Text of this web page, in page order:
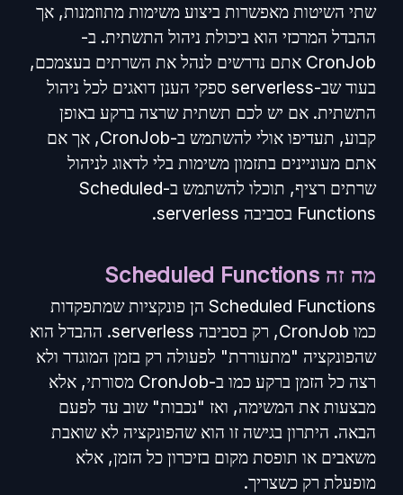
שתי השיטות מאפשרות ביצוע משימות מתוזמנות, אך
ההבדל המרכזי הוא ביכולת ניהול התשתית. ב-
CronJob אתם נדרשים לנהל את השרתים בעצמכם,
בעוד שב-serverless ספקי הענן דואגים לכל ניהול
התשתית. אם יש לכם תשתית שרצה ברקע באופן
קבוע, תעדיפו אולי להשתמש ב-CronJob, אך אם
אתם מעוניינים בתזמון משימות בלי לדאוג לניהול
שרתים רציף, תוכלו להשתמש ב-Scheduled
Functions בסביבה serverless.
מה זה Scheduled Functions
Scheduled Functions הן פונקציות שמתפקדות
כמו CronJob, רק בסביבה serverless. ההבדל הוא
שהפונקציה "מתעוררת" לפעולה רק בזמן המוגדר ולא
רצה כל הזמן ברקע כמו ב-CronJob מסורתי​, אלא
מבצעות את המשימה, ואז "נכבות" שוב עד לפעם
הבאה. היתרון בגישה זו הוא שהפונקציה לא שואבת
משאבים או תופסת מקום בזיכרון כל הזמן, אלא
מופעלת רק כשצריך.